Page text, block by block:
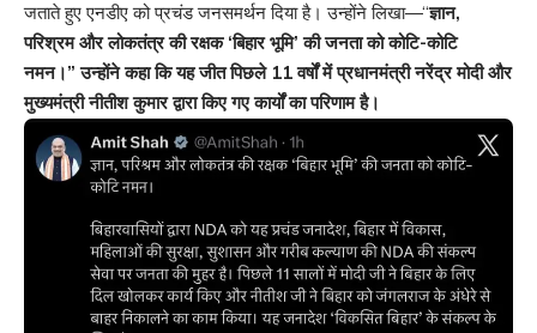
जताते हुए एनडीए को प्रचंड जनसमर्थन दिया है। उन्होंने लिखा—“ज्ञान,
परिश्रम और लोकतंत्र की रक्षक ‘बिहार भूमि’ की जनता को कोटि-कोटि
नमन।” उन्होंने कहा कि यह जीत पिछले 11 वर्षों में प्रधानमंत्री नरेंद्र मोदी और
मुख्यमंत्री नीतीश कुमार द्वारा किए गए कार्यों का परिणाम है।